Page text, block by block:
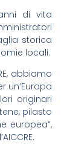
di vita
storica
locali.
abbiamo
un’Europa
originari
pilasto
europea”,